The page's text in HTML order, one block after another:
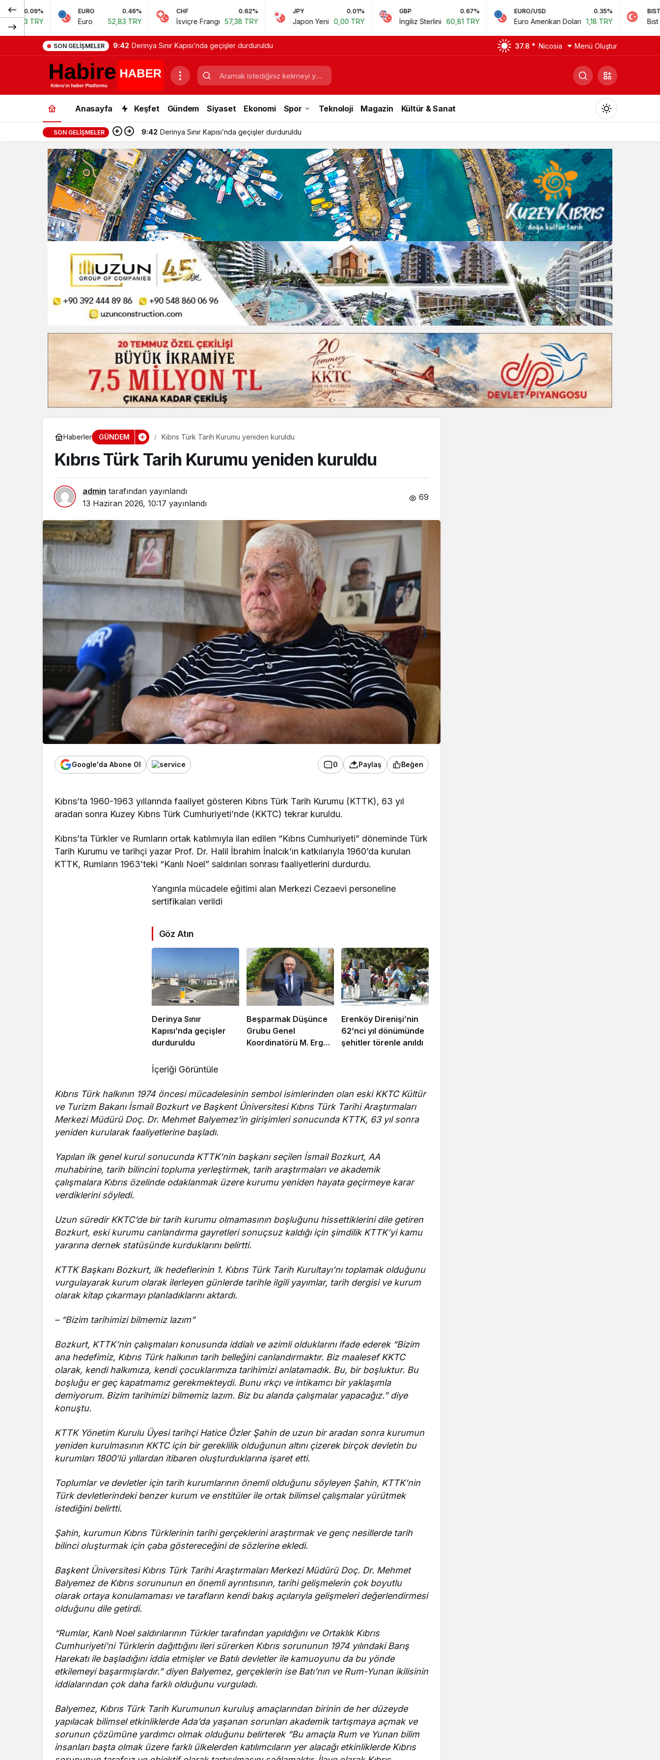
EURO 0.46%
Euro 52,83 TRY
CHF 0.62%
İsviçre Frangı 57,38 TRY
JPY 0.01%
Japon Yeni 0,00 TRY
GBP 0.67%
İngiliz Sterlini 60,81 TRY
EURO/USD 0.35%
Euro Amerikan Doları 1,18 TRY
BIST
Bist 100 14.168,35
SON GELIŞMELER 9:42 Derinya Sınır Kapısı’nda geçişler durduruldu 37.8 ° Nicosia Menü Oluştur
Anasayfa Keşfet Gündem Siyaset Ekonomi Spor Teknoloji Magazin Kültür & Sanat
Gündüz Modu
Gündüz modunu seçin.
Gece Modu
Gece modunu seçin.
Sistem Modu
Sistem modunu seçin.
SON GELIŞMELER 9:42 Derinya Sınır Kapısı’nda geçişler durduruldu
Haberler GÜNDEM Kıbrıs Türk Tarih Kurumu yeniden kuruldu
Kıbrıs Türk Tarih Kurumu yeniden kuruldu
admin tarafından yayınlandı
13 Haziran 2026, 10:17 yayınlandı
69
Google'da Abone Ol 0 Paylaş Beğen
Kıbrıs’ta 1960-1963 yıllarında faaliyet gösteren Kıbrıs Türk Tarih Kurumu (KTTK), 63 yıl
aradan sonra Kuzey Kıbrıs Türk Cumhuriyeti’nde (KKTC) tekrar kuruldu.
Kıbrıs’ta Türkler ve Rumların ortak katılımıyla ilan edilen “Kıbrıs Cumhuriyeti” döneminde Türk
Tarih Kurumu ve tarihçi yazar Prof. Dr. Halil İbrahim İnalcık’ın katkılarıyla 1960’da kurulan
KTTK, Rumların 1963’teki “Kanlı Noel” saldırıları sonrası faaliyetlerini durdurdu.
Yangınla mücadele eğitimi alan Merkezi Cezaevi personeline
sertifikaları verildi
Göz Atın
Derinya Sınır
Kapısı’nda geçişler
durduruldu
Beşparmak Düşünce
Grubu Genel
Koordinatörü M. Ergün
Erenköy Direnişi’nin
62’nci yıl dönümünde
şehitler törenle anıldı
İçeriği Görüntüle
Kıbrıs Türk halkının 1974 öncesi mücadelesinin sembol isimlerinden olan eski KKTC Kültür
ve Turizm Bakanı İsmail Bozkurt ve Başkent Üniversitesi Kıbrıs Türk Tarihi Araştırmaları
Merkezi Müdürü Doç. Dr. Mehmet Balyemez’in girişimleri sonucunda KTTK, 63 yıl sonra
yeniden kurularak faaliyetlerine başladı.
Yapılan ilk genel kurul sonucunda KTTK’nin başkanı seçilen İsmail Bozkurt, AA
muhabirine, tarih bilincini topluma yerleştirmek, tarih araştırmaları ve akademik
çalışmalara Kıbrıs özelinde odaklanmak üzere kurumu yeniden hayata geçirmeye karar
verdiklerini söyledi.
Uzun süredir KKTC’de bir tarih kurumu olmamasının boşluğunu hissettiklerini dile getiren
Bozkurt, eski kurumu canlandırma gayretleri sonuçsuz kaldığı için şimdilik KTTK’yi kamu
yararına dernek statüsünde kurduklarını belirtti.
KTTK Başkanı Bozkurt, ilk hedeflerinin 1. Kıbrıs Türk Tarih Kurultayı’nı toplamak olduğunu
vurgulayarak kurum olarak ilerleyen günlerde tarihle ilgili yayımlar, tarih dergisi ve kurum
olarak kitap çıkarmayı planladıklarını aktardı.
– “Bizim tarihimizi bilmemiz lazım”
Bozkurt, KTTK’nin çalışmaları konusunda iddialı ve azimli olduklarını ifade ederek “Bizim
ana hedefimiz, Kıbrıs Türk halkının tarih belleğini canlandırmaktır. Biz maalesef KKTC
olarak, kendi halkımıza, kendi çocuklarımıza tarihimizi anlatamadık. Bu, bir boşluktur. Bu
boşluğu er geç kapatmamız gerekmekteydi. Bunu ırkçı ve intikamcı bir yaklaşımla
demiyorum. Bizim tarihimizi bilmemiz lazım. Biz bu alanda çalışmalar yapacağız.” diye
konuştu.
KTTK Yönetim Kurulu Üyesi tarihçi Hatice Özler Şahin de uzun bir aradan sonra kurumun
yeniden kurulmasının KKTC için bir gereklilik olduğunun altını çizerek birçok devletin bu
kurumları 1800’lü yıllardan itibaren oluşturduklarına işaret etti.
Toplumlar ve devletler için tarih kurumlarının önemli olduğunu söyleyen Şahin, KTTK’nin
Türk devletlerindeki benzer kurum ve enstitüler ile ortak bilimsel çalışmalar yürütmek
istediğini belirtti.
Şahin, kurumun Kıbrıs Türklerinin tarihi gerçeklerini araştırmak ve genç nesillerde tarih
bilinci oluşturmak için çaba göstereceğini de sözlerine ekledi.
Başkent Üniversitesi Kıbrıs Türk Tarihi Araştırmaları Merkezi Müdürü Doç. Dr. Mehmet
Balyemez de Kıbrıs sorununun en önemli ayrıntısının, tarihi gelişmelerin çok boyutlu
olarak ortaya konulamaması ve tarafların kendi bakış açılarıyla gelişmeleri değerlendirmesi
olduğunu dile getirdi.
“Rumlar, Kanlı Noel saldırılarının Türkler tarafından yapıldığını ve Ortaklık Kıbrıs
Cumhuriyeti’ni Türklerin dağıttığını ileri sürerken Kıbrıs sorununun 1974 yılındaki Barış
Harekatı ile başladığını iddia etmişler ve Batılı devletler ile kamuoyunu da bu yönde
etkilemeyi başarmışlardır.” diyen Balyemez, gerçeklerin ise Batı’nın ve Rum-Yunan ikilisinin
iddialarından çok daha farklı olduğunu vurguladı.
Balyemez, Kıbrıs Türk Tarih Kurumunun kuruluş amaçlarından birinin de her düzeyde
yapılacak bilimsel etkinliklerde Ada’da yaşanan sorunları akademik tartışmaya açmak ve
sorunun çözümüne yardımcı olmak olduğunu belirterek “Bu amaçla Rum ve Yunan bilim
insanları başta olmak üzere farklı ülkelerden katılımcıların yer alacağı etkinliklerde Kıbrıs